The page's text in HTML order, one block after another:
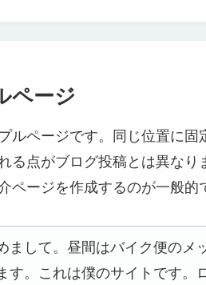
ページ
ルページです。同じ位置に
る点がブログ投稿とは異な
ページを作成するのが一般的
まして。昼間はバイク便のメ
す。これは僕のサイトです。